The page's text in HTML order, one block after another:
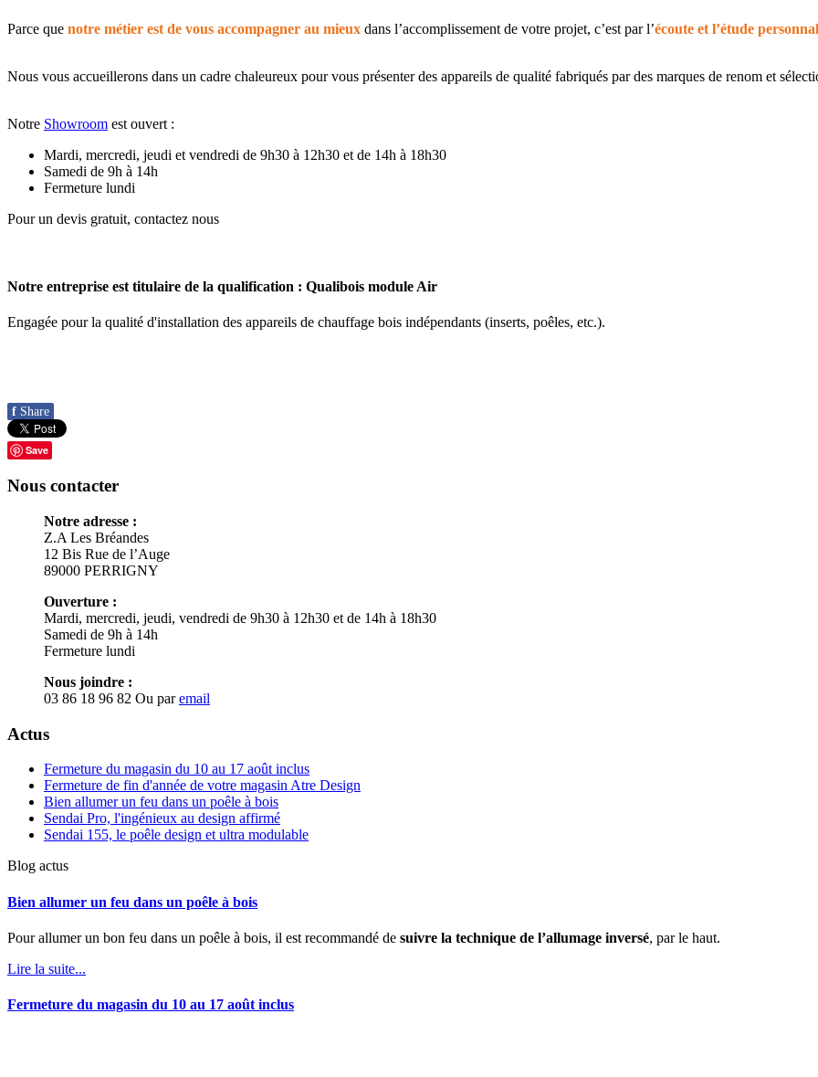
Parce que notre métier est de vous accompagner au mieux dans l’accomplissement de votre projet, c’est par l’écoute et l’étude
Nous vous accueillerons dans un cadre chaleureux pour vous présenter des appareils de qualité fabriqués par des marques de renom et
Notre Showroom est ouvert :
Mardi, mercredi, jeudi et vendredi de 9h30 à 12h30 et de 14h à 18h30
Samedi de 9h à 14h
Fermeture lundi
Pour un devis gratuit, contactez nous
Notre entreprise est titulaire de la qualification : Qualibois module Air
Engagée pour la qualité d'installation des appareils de chauffage bois indépendants (inserts, poêles, etc.).
f Share
Save
Nous contacter
Notre adresse :
Z.A Les Bréandes
12 Bis Rue de l’Auge
89000 PERRIGNY
Ouverture :
Mardi, mercredi, jeudi, vendredi de 9h30 à 12h30 et de 14h à 18h30
Samedi de 9h à 14h
Fermeture lundi
Nous joindre :
03 86 18 96 82 Ou paremail
Actus
Fermeture du magasin du 10 au 17 août inclus
Fermeture de fin d'année de votre magasin Atre Design
Bien allumer un feu dans un poêle à bois
Sendai Pro, l'ingénieux au design affirmé
Sendai 155, le poêle design et ultra modulable
Blog actus
Bien allumer un feu dans un poêle à bois
Pour allumer un bon feu dans un poêle à bois, il est recommandé de suivre la technique de l’allumage inversé, par le haut.
Lire la suite...
Fermeture du magasin du 10 au 17 août inclus